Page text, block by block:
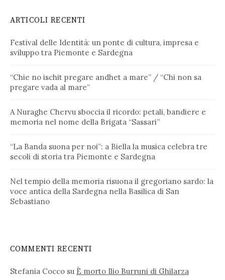
ARTICOLI RECENTI
Festival delle Identità: un ponte di cultura, impresa e
sviluppo tra Piemonte e Sardegna
“Chie no ischit pregare andhet a mare” / “Chi non sa
pregare vada al mare”
A Nuraghe Chervu sboccia il ricordo: petali, bandiere e
memoria nel nome della Brigata “Sassari”
“La Banda suona per noi”: a Biella la musica celebra tre
secoli di storia tra Piemonte e Sardegna
Nel tempio della memoria risuona il gregoriano sardo: la
voce antica della Sardegna nella Basilica di San
Sebastiano
COMMENTI RECENTI
Stefania Cocco su È morto Ilio Burruni di Ghilarza